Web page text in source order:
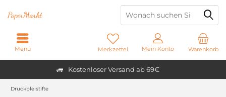
Kostenloser Versand ab 69€
PaperMarkt
Warenkorb
Merkzettel Mein Konto
Menü
Druckbleistifte